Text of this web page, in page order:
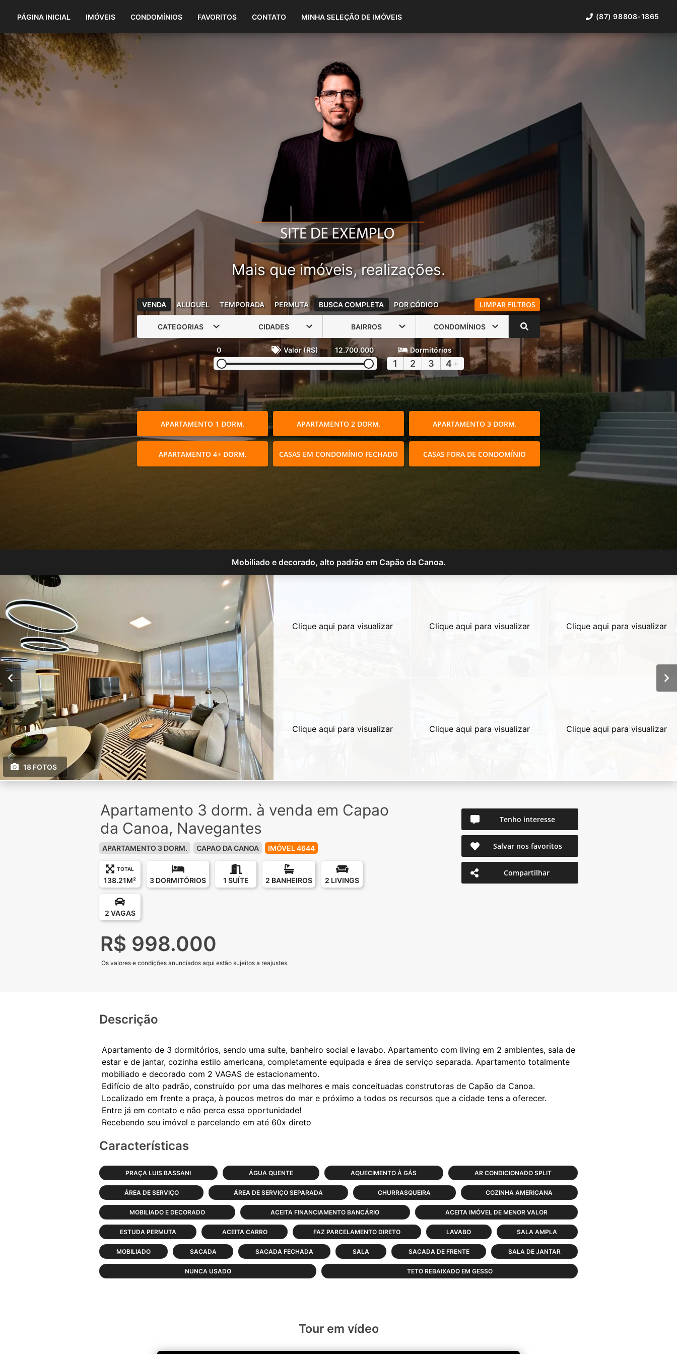
(87) 98808-1865
PÁGINA INICIAL IMÓVEIS CONDOMÍNIOS FAVORITOS CONTATO MINHA SELEÇÃO DE IMÓVEIS (87) 98808-1865
Mais que imóveis, realizações.
VENDA ALUGUEL TEMPORADA PERMUTA BUSCA COMPLETA POR CÓDIGO LIMPAR FILTROS
CATEGORIAS CIDADES BAIRROS CONDOMÍNIOS
0 Valor (R$) 12.700.000 Dormitórios
1 2 3 4 +
APARTAMENTO 1 DORM. APARTAMENTO 2 DORM. APARTAMENTO 3 DORM.
APARTAMENTO 4+ DORM. CASAS EM CONDOMÍNIO FECHADO CASAS FORA DE CONDOMÍNIO
Mobiliado e decorado, alto padrão em Capão da Canoa.
18 FOTOS
Clique aqui para visualizar
Clique aqui para visualizar
Clique aqui para visualizar
Clique aqui para visualizar
Clique aqui para visualizar
Clique aqui para visualizar
Apartamento 3 dorm. à venda em Capao
da Canoa, Navegantes
APARTAMENTO 3 DORM. CAPAO DA CANOA IMÓVEL 4644
TOTAL
138.21M² 3 DORMITÓRIOS 1 SUÍTE 2 BANHEIROS 2 LIVINGS
2 VAGAS
R$ 998.000
Os valores e condições anunciados aqui estão sujeitos a reajustes.
Tenho interesse
Salvar nos favoritos
Compartilhar
Descrição
Apartamento de 3 dormitórios, sendo uma suíte, banheiro social e lavabo. Apartamento com living em 2 ambientes, sala de
estar e de jantar, cozinha estilo americana, completamente equipada e área de serviço separada. Apartamento totalmente
mobiliado e decorado com 2 VAGAS de estacionamento.
Edifício de alto padrão, construído por uma das melhores e mais conceituadas construtoras de Capão da Canoa.
Localizado em frente a praça, à poucos metros do mar e próximo a todos os recursos que a cidade tens a oferecer.
Entre já em contato e não perca essa oportunidade!
Características
PRAÇA LUIS BASSANI ÁGUA QUENTE AQUECIMENTO À GÁS AR CONDICIONADO SPLIT
ÁREA DE SERVIÇO ÁREA DE SERVIÇO SEPARADA CHURRASQUEIRA COZINHA AMERICANA
MOBILIADO E DECORADO ACEITA FINANCIAMENTO BANCÁRIO ACEITA IMÓVEL DE MENOR VALOR
ESTUDA PERMUTA ACEITA CARRO FAZ PARCELAMENTO DIRETO LAVABO SALA AMPLA
MOBILIADO SACADA SACADA FECHADA SALA SACADA DE FRENTE SALA DE JANTAR
NUNCA USADO TETO REBAIXADO EM GESSO
Tour em vídeo